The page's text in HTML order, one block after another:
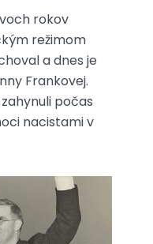
rokov
režimom
a dnes je
Frankovej.
počas
nacistami v